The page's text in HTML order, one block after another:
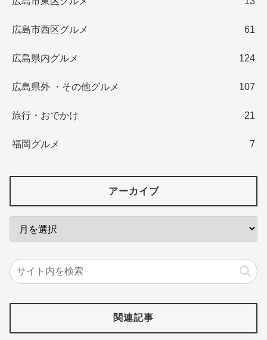
広島市西区グルメ 61
広島県内グルメ 124
広島県外 ・その他グルメ 107
旅行・おでかけ 21
福岡グルメ 7
アーカイブ
関連記事